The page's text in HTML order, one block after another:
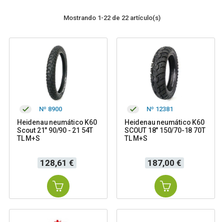
Mostrando 1-22 de 22 artículo(s)
Nº 8900
Heidenau neumático K60
Scout 21" 90/90 - 21 54T
TL M+S
Precio
128,61 €
Nº 12381
Heidenau neumático K60
SCOUT 18" 150/70-18 70T
TL M+S
Precio
187,00 €